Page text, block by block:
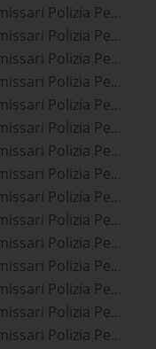
Test Psicoattitudinali Commissari Polizia Penitenziaria Alba
Test Psicoattitudinali Commissari Polizia Penitenziaria Biella
Test Psicoattitudinali Commissari Polizia Penitenziaria Casale Monferrato
Test Psicoattitudinali Commissari Polizia Penitenziaria Vercelli
Test Psicoattitudinali Commissari Polizia Penitenziaria Cuneo
Test Psicoattitudinali Commissari Polizia Penitenziaria Aosta
Test Psicoattitudinali Commissari Polizia Penitenziaria Alessandria
Test Psicoattitudinali Commissari Polizia Penitenziaria Novara
Test Psicoattitudinali Commissari Polizia Penitenziaria Vigevano
Test Psicoattitudinali Commissari Polizia Penitenziaria Savona
Test Psicoattitudinali Commissari Polizia Penitenziaria Voghera
Test Psicoattitudinali Commissari Polizia Penitenziaria Gallarate
Test Psicoattitudinali Commissari Polizia Penitenziaria Busto Arsizio
Test Psicoattitudinali Commissari Polizia Penitenziaria Verbania
Test Psicoattitudinali Commissari Polizia Penitenziaria Pavia